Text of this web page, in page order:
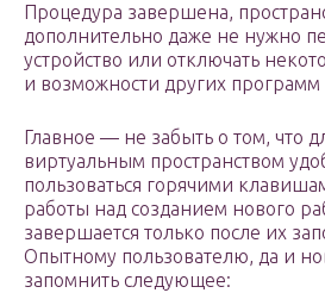
Процедура завершена,
дополнительно даже не нужно
устройство или отключать
и возможности других
Главное — не забыть о том, что
виртуальным пространством
пользоваться горячими
работы над созданием нового
завершается только после их
Опытному пользователю, да и
запомнить следующее: